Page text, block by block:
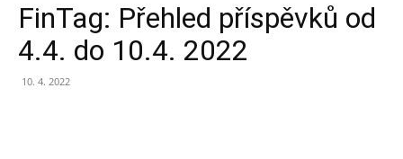
FinTag: Přehled příspěvků od
4.4. do 10.4. 2022
10. 4. 2022